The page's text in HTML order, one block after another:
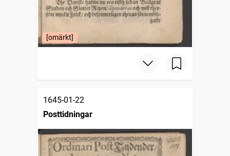
[omärkt]
1645-01-22
Posttidningar